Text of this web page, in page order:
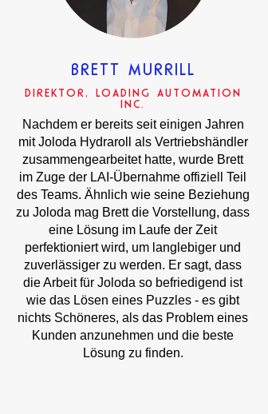
BRETT MURRILL
DIREKTOR, LOADING AUTOMATION
INC.
Nachdem er bereits seit einigen Jahren
mit Joloda Hydraroll als Vertriebshändler
zusammengearbeitet hatte, wurde Brett
im Zuge der LAI-Übernahme offiziell Teil
des Teams. Ähnlich wie seine Beziehung
zu Joloda mag Brett die Vorstellung, dass
eine Lösung im Laufe der Zeit
perfektioniert wird, um langlebiger und
zuverlässiger zu werden. Er sagt, dass
die Arbeit für Joloda so befriedigend ist
wie das Lösen eines Puzzles - es gibt
nichts Schöneres, als das Problem eines
Kunden anzunehmen und die beste
Lösung zu finden.